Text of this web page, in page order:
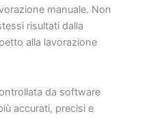
manuale. Non
risultati dalla
alla lavorazione
da software
accurati, precisi e